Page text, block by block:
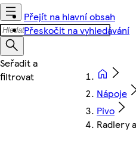
Přejít na hlavní obsah
Přeskočit na vyhledávání
Nápoje
Pivo
Radlery